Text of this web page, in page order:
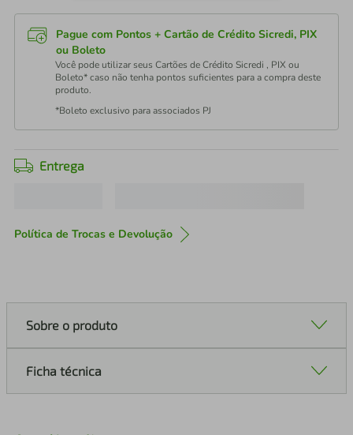
Pague com Pontos + Cartão de Crédito Sicredi, PIX
ou Boleto
Você pode utilizar seus Cartões de Crédito Sicredi , PIX ou
Boleto* caso não tenha pontos suficientes para a compra deste
produto.
*Boleto exclusivo para associados PJ
Entrega
Política de Trocas e Devolução
Sobre o produto
Ficha técnica